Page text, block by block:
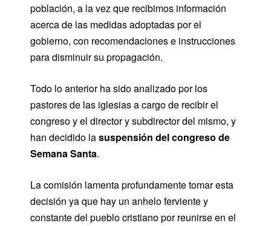
población, a la vez que recibimos información
acerca de las medidas adoptadas por el
gobierno, con recomendaciones e instrucciones
para disminuir su propagación.
Todo lo anterior ha sido analizado por los
pastores de las iglesias a cargo de recibir el
congreso y el director y subdirector del mismo, y
han decidido lasuspensión del congreso de
Semana Santa.
La comisión lamenta profundamente tomar esta
decisión ya que hay un anhelo ferviente y
constante del pueblo cristiano por reunirse en el